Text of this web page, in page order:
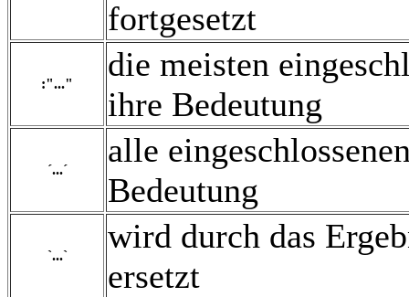
fortgesetzt
:"..."
die meisten
ihre Bedeutung
´...´
alle
Bedeutung
`...`
wird durch das
ersetzt